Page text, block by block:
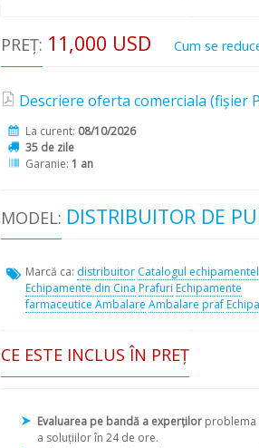
PREȚ: 11,000 USD Cum se
Descriere oferta comerciala (fișier
La curent: 08/10/2026
35 de zile
Garanie: 1 an
MODEL: DISTRIBUITOR DE
Marcă ca: distribuitor Catalogul
Echipamente din Cina Prafuri Echipamente
farmaceutice Ambalare Ambalare praf
CE ESTE INCLUS ÎN PREŢ
Evaluarea pe bandă a experţilor problema
a soluțiilor în 24 de ore.